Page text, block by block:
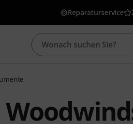
Reparaturservice